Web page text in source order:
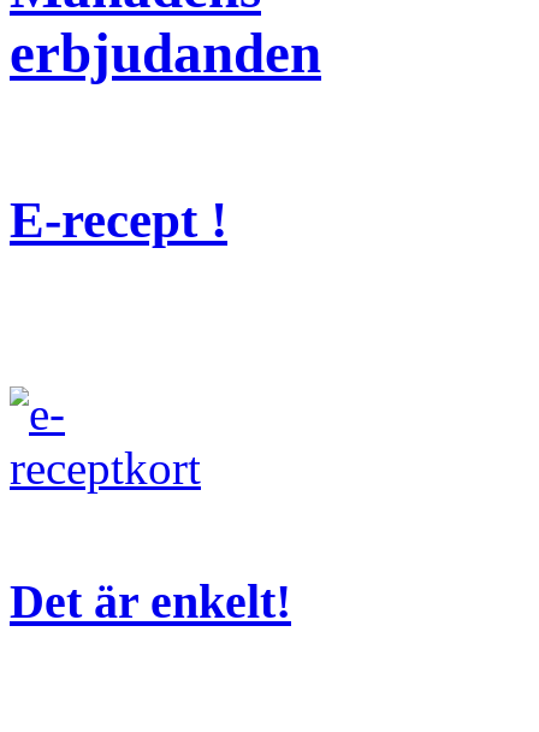
erbjudanden
E-recept !
Det är enkelt!